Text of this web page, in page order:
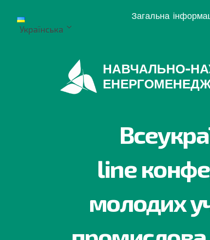
вмістуУкраїнська
Загальна
НАВЧАЛЬНО-
line
молодих